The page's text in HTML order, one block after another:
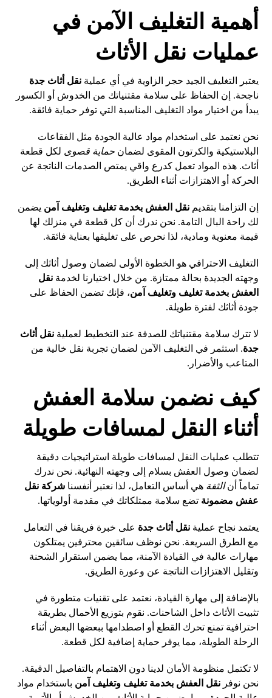
أهمية التغليف الآمن في
عمليات نقل الأثاث
يعتبر التغليف الجيد حجر الزاوية في أي عمليةنقل أثاث جدة
ناجحة. إن الحفاظ على سلامة مقتنياتك من الخدوش أو الكسور
يبدأ من اختيار مواد التغليف المناسبة التي توفر حماية فائقة.
نحن نعتمد على استخدام مواد عالية الجودة مثل الفقاعات
البلاستيكية والكرتون المقوى لضمانحماية قصوى لكل قطعة
أثاث. هذه المواد تعمل كدرع واقي يمتص الصدمات الناتجة عن
الحركة أو الاهتزازات أثناء الطريق.
إن التزامنا بتقديمنقل العفش بخدمة تغليف وتغليف آمن يضمن
لك راحة البال التامة. نحن ندرك أن كل قطعة في منزلك لها
قيمة معنوية ومادية، لذا نحرص على تغليفها بعناية فائقة.
التغليف الاحترافي هو الخطوة الأولى لضمان وصول أثاثك إلى
وجهته الجديدة بحالة ممتازة. من خلال اختيارنا لخدمةنقل
العفش بخدمة تغليف وتغليف آمن، فإنك تضمن الحفاظ على
جودة أثاثك لفترة طويلة.
لا تترك سلامة مقتنياتك للصدفة عند التخطيط لعمليةنقل أثاث
جدة. استثمر في التغليف الآمن لضمان تجربة نقل خالية من
المتاعب والأضرار.
كيف نضمن سلامة العفش
أثناء النقل لمسافات طويلة
تتطلب عمليات النقل لمسافات طويلة استراتيجيات دقيقة
لضمان وصول العفش بسلام إلى وجهته النهائية. نحن ندرك
تماماً أنالثقة هي أساس التعامل، لذا نعتبر أنفسناشركة نقل
عفش مضمونة تضع سلامة ممتلكاتك في مقدمة أولوياتها.
يعتمد نجاح عمليةنقل أثاث جدة على خبرة فريقنا في التعامل
مع الطرق السريعة. نحن نوظف سائقين محترفين يمتلكون
مهارات عالية في القيادة الآمنة، مما يضمن استقرار الشحنة
وتقليل الاهتزازات الناتجة عن وعورة الطريق.
بالإضافة إلى مهارة القيادة، نعتمد على تقنيات متطورة في
تثبيت الأثاث داخل الشاحنات. نقوم بتوزيع الأحمال بطريقة
احترافية تمنع تحرك القطع أو اصطدامها ببعضها البعض أثناء
الرحلة الطويلة، مما يوفر حماية إضافية لكل قطعة.
لا تكتمل منظومة الأمان لدينا دون الاهتمام بالتفاصيل الدقيقة.
نحن نوفرنقل العفش بخدمة تغليف وتغليف آمن باستخدام مواد